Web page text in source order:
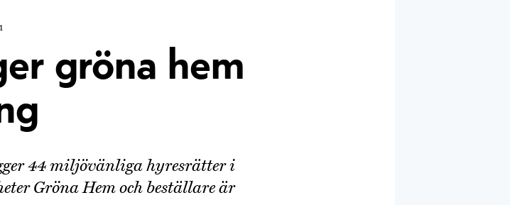
gröna hem
44 miljövänliga hyresrätter i
Gröna Hem och beställare är